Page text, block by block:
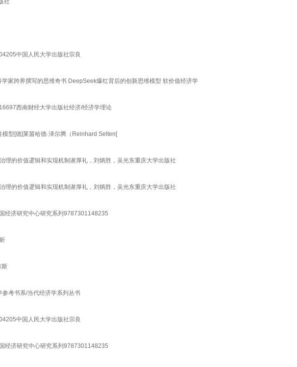
社
中国人民大学出版社宗良
家跨界撰写的思维奇书 DeepSeek爆红背后的创新思维模型 软价值经济学
西南财经大学出版社经济/经济学理论
型[德]莱茵哈德·泽尔腾（Reinhard Selten[
理的价值逻辑和实现机制谢厚礼，刘炳胜，吴光东重庆大学出版社
理的价值逻辑和实现机制谢厚礼，刘炳胜，吴光东重庆大学出版社
经济研究中心研究系列9787301148235
斯
参考书系/当代经济学系列丛书
中国人民大学出版社宗良
经济研究中心研究系列9787301148235